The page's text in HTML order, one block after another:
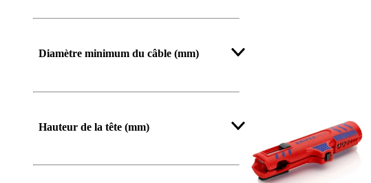
Diamètre minimum du câble (mm)
Hauteur de la tête (mm)